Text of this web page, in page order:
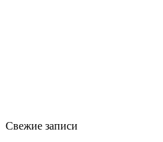
Свежие записи